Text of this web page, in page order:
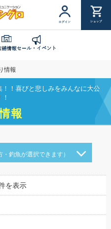
ログイン ショップ
舗情報セール・イベント
情報
！喜びと悲しみをみんなに大公
報
・釣魚が選択できます）
を表示